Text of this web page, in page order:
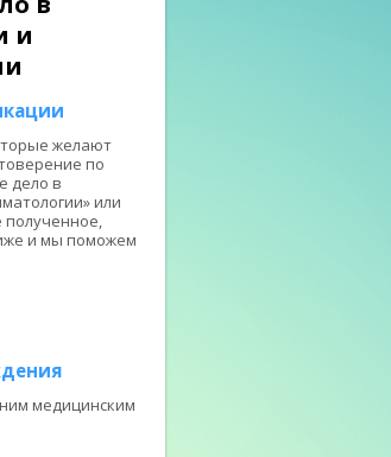
и
желают
по
дело в
или
и мы поможем
медицинским